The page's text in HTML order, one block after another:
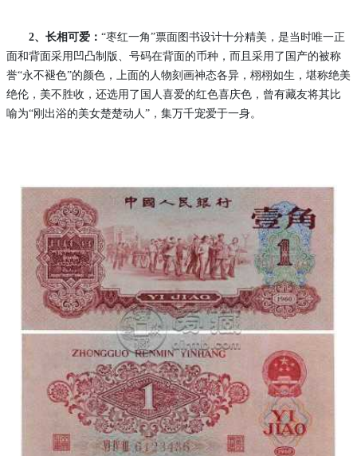
2、长相可爱： “枣红一角”票面图书设计十分精美，是当时唯一正
面和背面采用凹凸制版、号码在背面的币种，而且采用了国产的被称
誉“永不褪色”的颜色，上面的人物刻画神态各异，栩栩如生，堪称绝美
绝伦，美不胜收，还选用了国人喜爱的红色喜庆色，曾有藏友将其比
喻为“刚出浴的美女楚楚动人”，集万千宠爱于一身。